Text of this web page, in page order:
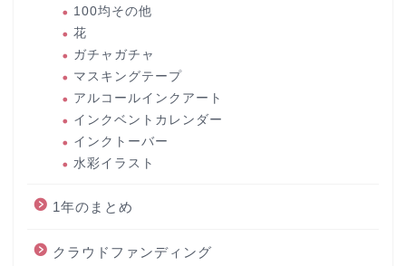
100均その他
花
ガチャガチャ
マスキングテープ
アルコールインクアート
インクベントカレンダー
インクトーバー
水彩イラスト
1年のまとめ
クラウドファンディング